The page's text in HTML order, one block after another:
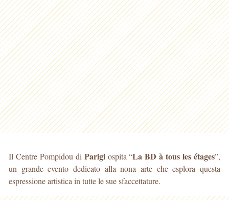
Il Centre Pompidou di Parigiospita “La BD à tous les étages”,
un grande evento dedicato alla nona arte che esplora questa
espressione artistica in tutte le sue sfaccettature.